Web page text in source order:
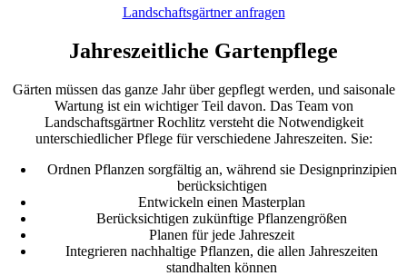
Landschaftsgärtner anfragen
Jahreszeitliche Gartenpflege
Gärten müssen das ganze Jahr über gepflegt werden, und saisonale
Wartung ist ein wichtiger Teil davon. Das Team von
Landschaftsgärtner Rochlitz versteht die Notwendigkeit
unterschiedlicher Pflege für verschiedene Jahreszeiten. Sie:
Ordnen Pflanzen sorgfältig an, während sie Designprinzipien
berücksichtigen
Entwickeln einen Masterplan
Berücksichtigen zukünftige Pflanzengrößen
Planen für jede Jahreszeit
Integrieren nachhaltige Pflanzen, die allen Jahreszeiten
standhalten können